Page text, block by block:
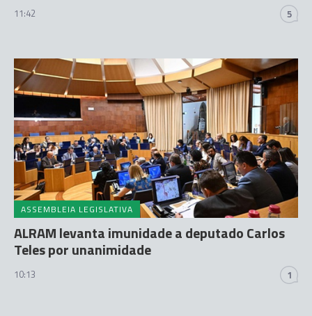
11:42 5
ASSEMBLEIA LEGISLATIVA
ALRAM levanta imunidade a deputado Carlos
Teles por unanimidade
10:13 1